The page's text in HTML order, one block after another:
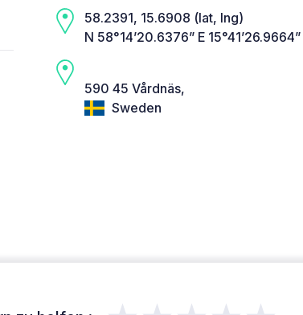
58.2391, 15.6908 (lat, lng)
N 58°14’20.6376” E 15°41’26.9664”
590 45 Vårdnäs,
Sweden